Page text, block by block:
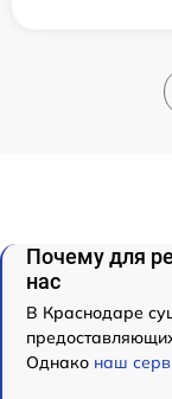
Почему для
нас
В Краснодаре
Однако наш